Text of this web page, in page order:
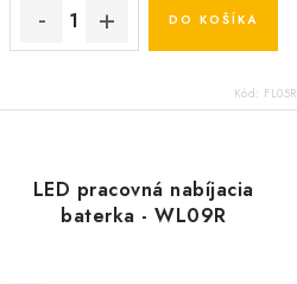
DO KOŠÍKA
Kód: FL05R
LED pracovná nabíjacia
baterka - WL09R